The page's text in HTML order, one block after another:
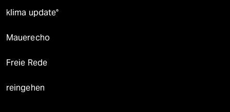
klima update°
Mauerecho
Freie Rede
reingehen